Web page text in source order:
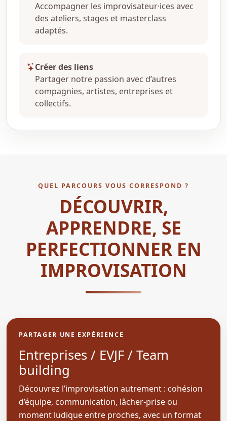
Accompagner les improvisateur·ices avec
des ateliers, stages et masterclass
adaptés.
Créer des liens
Partager notre passion avec d’autres
compagnies, artistes, entreprises et
collectifs.
QUEL PARCOURS VOUS CORRESPOND ?
DÉCOUVRIR,
APPRENDRE, SE
PERFECTIONNER EN
IMPROVISATION
PARTAGER UNE EXPÉRIENCE
Entreprises / EVJF / Team
building
Découvrez l’improvisation autrement : cohésion
d’équipe, communication, lâcher-prise ou
moment ludique entre proches, avec un format